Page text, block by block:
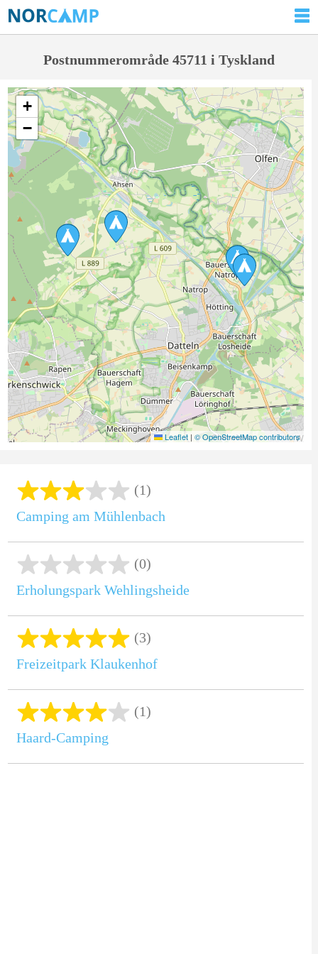
Postnummerområde 45711 i Tyskland
+
−
Leaflet | © OpenStreetMap contributors
(1)
Camping am Mühlenbach
(0)
Erholungspark Wehlingsheide
(3)
Freizeitpark Klaukenhof
(1)
Haard-Camping